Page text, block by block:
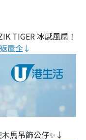
TIGER 冰感風扇！
屋企↓
⾺吊飾公仔✨↓